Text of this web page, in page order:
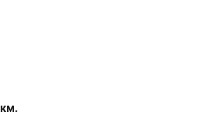
км.